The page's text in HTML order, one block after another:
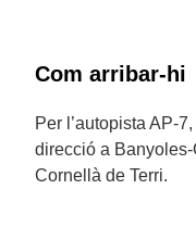
Com arribar-hi
Per l’autopista AP-
direcció a
Cornellà de Terri.